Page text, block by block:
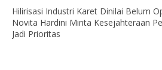
Hilirisasi Industri Karet Dinilai Belum
Novita Hardini Minta Kesejahteraan
Jadi Prioritas